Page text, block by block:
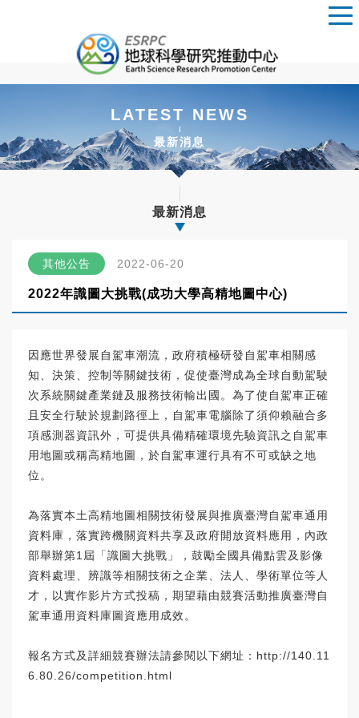
LATEST NEWS
最新消息
最新消息
其他公告 2022-06-20
2022年識圖大挑戰(成功大學高精地圖中心)
因應世界發展自駕車潮流，政府積極研發自駕車相關感
知、決策、控制等關鍵技術，促使臺灣成為全球自動駕駛
次系統關鍵產業鏈及服務技術輸出國。為了使自駕車正確
且安全行駛於規劃路徑上，自駕車電腦除了須仰賴融合多
項感測器資訊外，可提供具備精確環境先驗資訊之自駕車
用地圖或稱高精地圖，於自駕車運行具有不可或缺之地
位。
為落實本土高精地圖相關技術發展與推廣臺灣自駕車通用
資料庫，落實跨機關資料共享及政府開放資料應用，內政
部舉辦第1屆「識圖大挑戰」，鼓勵全國具備點雲及影像
資料處理、辨識等相關技術之企業、法人、學術單位等人
才，以實作影片方式投稿，期望藉由競賽活動推廣臺灣自
駕車通用資料庫圖資應用成效。
報名方式及詳細競賽辦法請參閱以下網址： http://140.11
6.80.26/competition.html